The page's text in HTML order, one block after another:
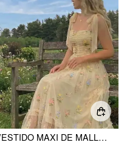
VESTIDO MAXI DE MALLA CON CUELLO CUADRADO, BORDADO FLORAL Y NUDO